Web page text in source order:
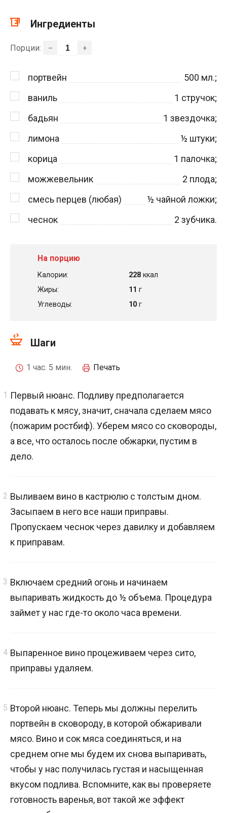
Ингредиенты
Порции: – +
портвейн 500 мл.;
ваниль
1 стручок;
бадьян
1 звездочка;
лимона
½ штуки;
корица
1 палочка;
можжевельник
2 плода;
смесь перцев (любая)
½ чайной ложки;
чеснок
2 зубчика.
На порцию
Калории: 228 ккал
Жиры:
11 г
Углеводы:
10 г
Шаги
1 час. 5 мин. Печать
Первый нюанс. Подливу предполагается
подавать к мясу, значит, сначала сделаем мясо
(пожарим ростбиф). Уберем мясо со сковороды,
а все, что осталось после обжарки, пустим в
дело.
Выливаем вино в кастрюлю с толстым дном.
Засыпаем в него все наши приправы.
Пропускаем чеснок через давилку и добавляем
к приправам.
Включаем средний огонь и начинаем
выпаривать жидкость до ½ объема. Процедура
займет у нас где-то около часа времени.
Выпаренное вино процеживаем через сито,
приправы удаляем.
Второй нюанс. Теперь мы должны перелить
портвейн в сковороду, в которой обжаривали
мясо. Вино и сок мяса соединяться, и на
среднем огне мы будем их снова выпаривать,
чтобы у нас получилась густая и насыщенная
вкусом подлива. Вспомните, как вы проверяете
готовность варенья, вот такой же эффект